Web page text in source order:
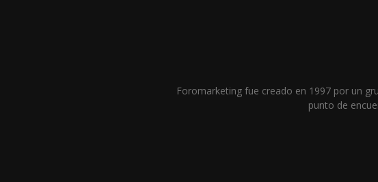
Foromarketing fue creado en 1997 por un
punto de